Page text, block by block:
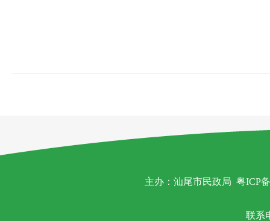
主办：汕尾市民政局 粤ICP
联系